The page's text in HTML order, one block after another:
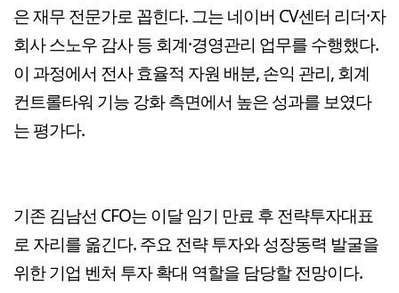
은 재무 전문가로 꼽힌다. 그는 네이버 CV센터 리더·자
회사 스노우 감사 등 회계·경영관리 업무를 수행했다.
이 과정에서 전사 효율적 자원 배분, 손익 관리, 회계
컨트롤타워 기능 강화 측면에서 높은 성과를 보였다
는 평가다.
기존 김남선 CFO는 이달 임기 만료 후 전략투자대표
로 자리를 옮긴다. 주요 전략 투자와 성장동력 발굴을
위한 기업 벤처 투자 확대 역할을 담당할 전망이다.